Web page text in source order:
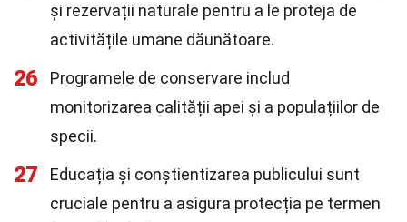
și rezervații naturale pentru a le proteja de
activitățile umane dăunătoare.
26
Programele de conservare includ
monitorizarea calității apei și a populațiilor de
specii.
27
Educația și conștientizarea publicului sunt
cruciale pentru a asigura protecția pe termen